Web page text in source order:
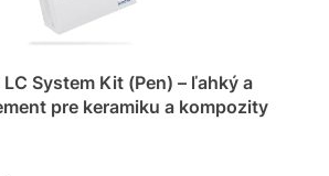
System Kit (Pen) – ľahký a
pre keramiku a kompozity